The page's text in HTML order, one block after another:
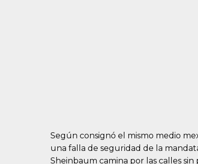
Según consignó el mismo medio
una falla de seguridad de la
Sheinbaum camina por las calles